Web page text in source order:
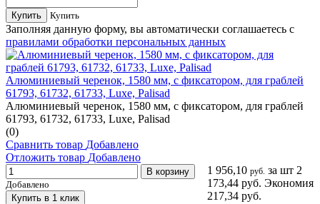
Купить Купить
Заполняя данную форму, вы автоматически соглашаетесь с
правилами обработки персональных данных
Алюминиевый черенок, 1580 мм, с фиксатором, для граблей
61793, 61732, 61733, Luxe, Palisad
Алюминиевый черенок, 1580 мм, с фиксатором, для граблей
61793, 61732, 61733, Luxe, Palisad
(0)
Сравнить товар Добавлено
Отложить товар Добавлено
1 956,10 руб. за шт 2
173,44 руб. Экономия
217,34 руб.
В корзину
Добавлено
Купить в 1 клик